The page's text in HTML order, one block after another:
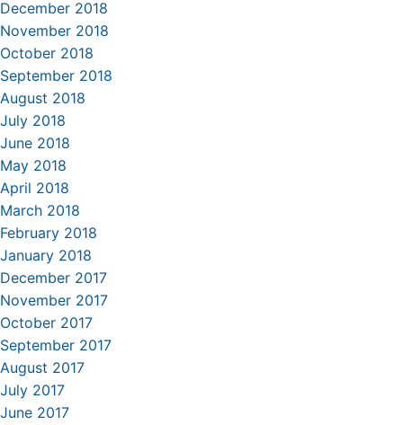
December 2018
November 2018
October 2018
September 2018
August 2018
July 2018
June 2018
May 2018
April 2018
March 2018
February 2018
January 2018
December 2017
November 2017
October 2017
September 2017
August 2017
July 2017
June 2017